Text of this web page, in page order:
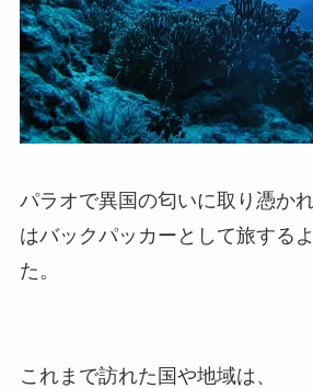
パラオで異国の匂いに取り憑か
はバックパッカーとして旅する
た。
これまで訪れた国や地域は、